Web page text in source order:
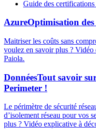
Guide des
AzureOptimisation des
Maitriser les coûts sans
voulez en savoir plus ?
Paiola.
DonnéesTout savoir
Perimeter !
Le périmètre de sécurité
d’isolement réseau pour vos
plus ? Vidéo explicative à